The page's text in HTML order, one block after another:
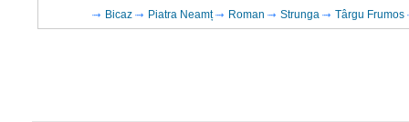
Bicaz
Piatra Neamț Roman Strunga Târgu Frumos